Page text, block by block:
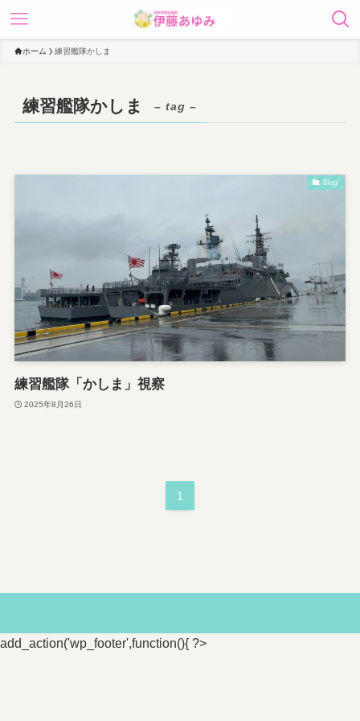
ホーム 練習艦隊かしま
練習艦隊かしま – tag –
Blog
練習艦隊「かしま」視察
2025年8月26日
1
add_action('wp_footer',function(){ ?>